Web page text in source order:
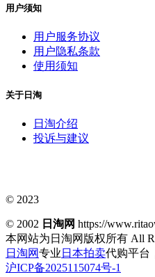
用户须知
用户服务协议
用户隐私条款
使用须知
关于日淘
日淘介绍
投诉与建议
© 2023
© 2002 日淘网 https://
本网站为日淘网版权所有 All
日淘网专业 日本拍卖代购平台
沪ICP备2025115074号-1